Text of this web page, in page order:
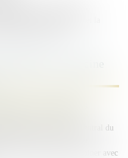
réclamations) et la
: domaine
vos décisions
publiques est un sujet central du
biens relèvent ou
, qu’il convient de combiner avec